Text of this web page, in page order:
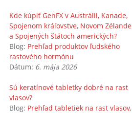
Kde kúpiť GenFX v Austrálii, Kanade,
Spojenom kráľovstve, Novom Zélande
a Spojených štátoch amerických?
Blog: Prehľad produktov ľudského
rastového hormónu
Dátum: 6. mája 2026
Sú keratínové tabletky dobré na rast
vlasov?
Blog: Prehľad tabletiek na rast vlasov,